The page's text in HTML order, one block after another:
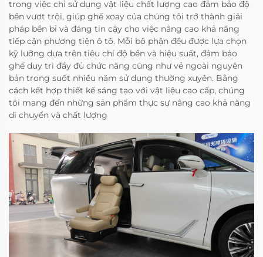
trong việc chỉ sử dụng vật liệu chất lượng cao đảm bảo độ
bền vượt trội, giúp ghế xoay của chúng tôi trở thành giải
pháp bền bỉ và đáng tin cậy cho việc nâng cao khả năng
tiếp cận phương tiện ô tô. Mỗi bộ phận đều được lựa chọn
kỹ lưỡng dựa trên tiêu chí độ bền và hiệu suất, đảm bảo
ghế duy trì đầy đủ chức năng cũng như vẻ ngoài nguyên
bản trong suốt nhiều năm sử dụng thường xuyên. Bằng
cách kết hợp thiết kế sáng tạo với vật liệu cao cấp, chúng
tôi mang đến những sản phẩm thực sự nâng cao khả năng
di chuyển và chất lượng